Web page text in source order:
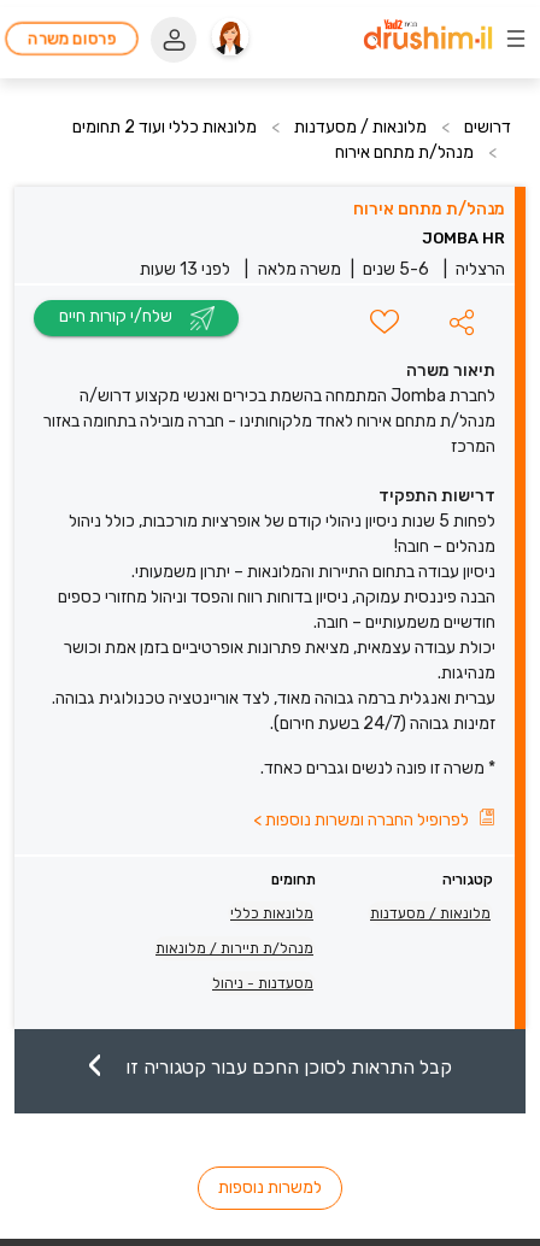
פרסום משרה
דרושים > מלונאות / מסעדנות >
מלונאות כללי ועוד 2 תחומים
>
מנהל/ת מתחם אירוח
מנהל/ת מתחם אירוח
JOMBA HR
הרצליה 5-6 שנים משרה מלאה לפני 13 שעות
תיאור משרה
לחברת Jomba המתמחה בהשמת בכירים ואנשי מקצוע דרוש/ה
מנהל/ת מתחם אירוח לאחד מלקוחותינו - חברה מובילה בתחומה באזור
המרכז
דרישות התפקיד
לפחות 5 שנות ניסיון ניהולי קודם של אופרציות מורכבות, כולל ניהול
מנהלים – חובה!
ניסיון עבודה בתחום התיירות והמלונאות – יתרון משמעותי.
הבנה פיננסית עמוקה, ניסיון בדוחות רווח והפסד וניהול מחזורי כספים
חודשיים משמעותיים – חובה.
יכולת עבודה עצמאית, מציאת פתרונות אופרטיביים בזמן אמת וכושר
מנהיגות.
עברית ואנגלית ברמה גבוהה מאוד, לצד אוריינטציה טכנולוגית גבוהה.
זמינות גבוהה (24/7 בשעת חירום).
* משרה זו פונה לנשים וגברים כאחד.
לפרופיל החברה ומשרות נוספות>
קטגוריה
תחומים
מלונאות / מסעדנות
מלונאות כללי
מנהל/ת תיירות / מלונאות
מסעדנות - ניהול
קבל התראות לסוכן החכם עבור קטגוריה זו
למשרות נוספות